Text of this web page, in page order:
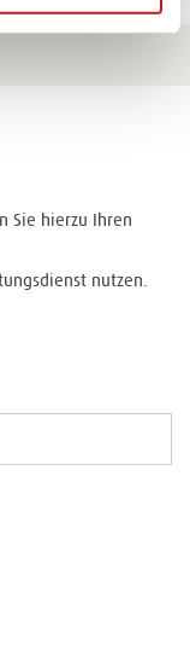
Sie hierzu Ihren
nutzen.